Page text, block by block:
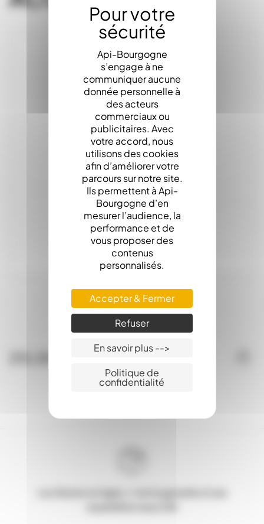
Maturateur Inox 200Kg
Expédition sur palette
Api-Bourgogne
s’engage à ne
communiquer aucune
donnée personnelle à
des acteurs
commerciaux ou
publicitaires. Avec
votre accord, nous
utilisons des cookies
afin d’améliorer votre
parcours sur notre site.
Ils permettent à Api-
Bourgogne d’en
mesurer l’audience, la
performance et de
vous proposer des
contenus
personnalisés.
Accepter & Fermer
Refuser
En savoir plus -->
Politique de
confidentialité